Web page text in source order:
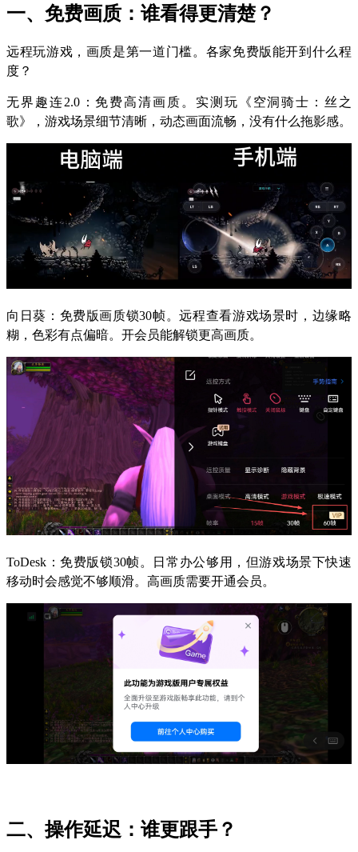
一、免费画质：谁看得更清楚？
远程玩游戏，画质是第一道门槛。各家免费版能开到什么程
度？
无界趣连2.0：免费高清画质。实测玩《空洞骑士：丝之
歌》，游戏场景细节清晰，动态画面流畅，没有什么拖影感。
向日葵：免费版画质锁30帧。远程查看游戏场景时，边缘略
糊，色彩有点偏暗。开会员能解锁更高画质。
ToDesk：免费版锁30帧。日常办公够用，但游戏场景下快速
移动时会感觉不够顺滑。高画质需要开通会员。
二、操作延迟：谁更跟手？